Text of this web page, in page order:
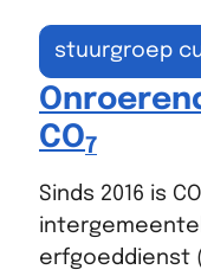
stuurgroep
CO7
Sinds 2016 is CO
erfgoeddienst